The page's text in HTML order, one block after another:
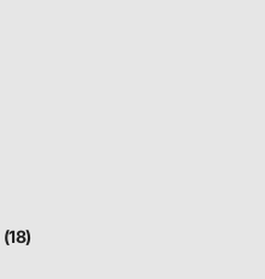
(18)